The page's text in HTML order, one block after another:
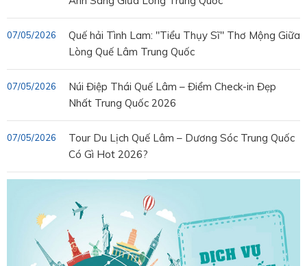
Quế hải Tình Lam: "Tiểu Thụy Sĩ" Thơ Mộng Giữa
Lòng Quế Lâm Trung Quốc
07/05/2026
Núi Điệp Thái Quế Lâm – Điểm Check-in Đẹp
Nhất Trung Quốc 2026
07/05/2026
Tour Du Lịch Quế Lâm – Dương Sóc Trung Quốc
Có Gì Hot 2026?
07/05/2026